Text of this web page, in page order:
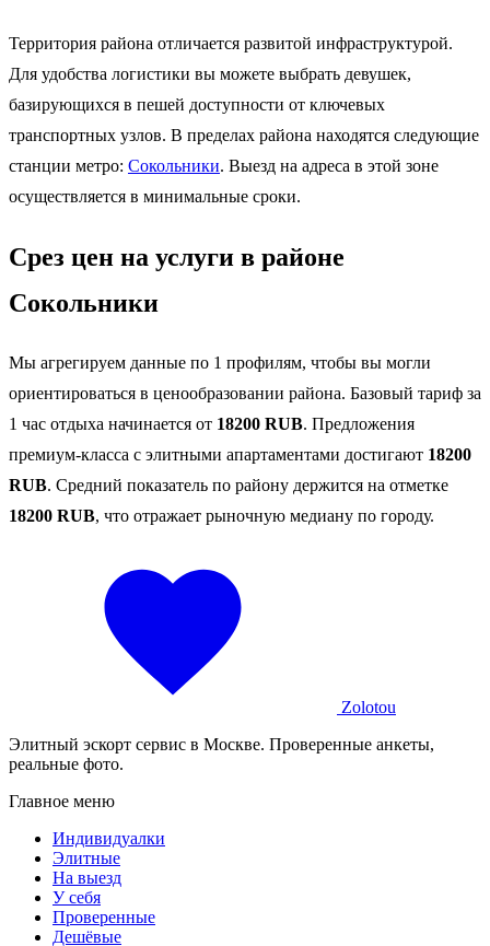
Территория района отличается развитой инфраструктурой.
Для удобства логистики вы можете выбрать девушек,
базирующихся в пешей доступности от ключевых
транспортных узлов. В пределах района находятся следующие
станции метро: Сокольники. Выезд на адреса в этой зоне
осуществляется в минимальные сроки.
Срез цен на услуги в районе
Сокольники
Мы агрегируем данные по 1 профилям, чтобы вы могли
ориентироваться в ценообразовании района. Базовый тариф за
1 час отдыха начинается от 18200 RUB. Предложения
премиум-класса с элитными апартаментами достигают 18200
RUB. Средний показатель по району держится на отметке
18200 RUB, что отражает рыночную медиану по городу.
Zolotou
Элитный эскорт сервис в Москве. Проверенные анкеты,
реальные фото.
Главное меню
Индивидуалки
Элитные
На выезд
У себя
Проверенные
Дешёвые